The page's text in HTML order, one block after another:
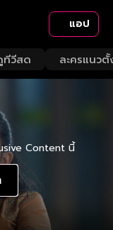
แอป
ทีวีสด ละครแนวตั้
Content นี้